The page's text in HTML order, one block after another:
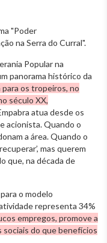
"Poder
na Serra do Curral".
Popular na
panorama histórico da
os tropeiros, no
século XX,
atua desde os
acionista. Quando o
a área. Quando o
mas querem
que, na década de
o modelo
representa 34%
empregos, promove a
do que benefícios